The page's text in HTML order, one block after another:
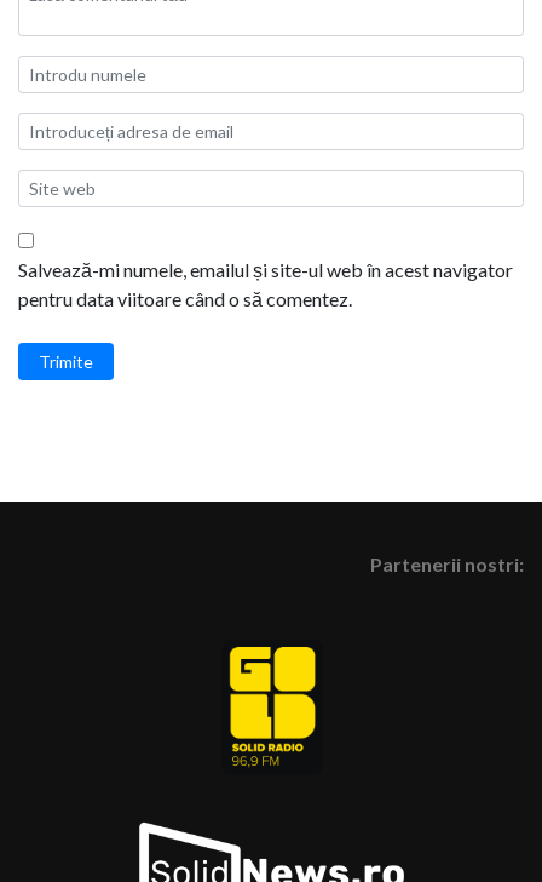
Salvează-mi numele, emailul și site-ul web în acest navigator
pentru data viitoare când o să comentez.
Trimite
Partenerii nostri: